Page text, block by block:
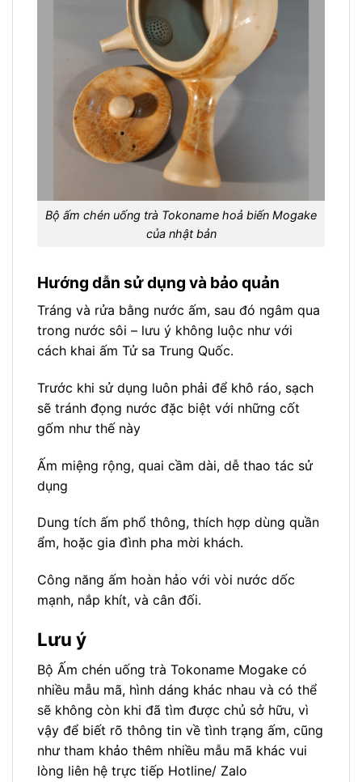
Bộ ấm chén uống trà Tokoname hoả biến Mogake
của nhật bản
Hướng dẫn sử dụng và bảo quản
Tráng và rửa bằng nước ấm, sau đó ngâm qua
trong nước sôi – lưu ý không luộc như với
cách khai ấm Tử sa Trung Quốc.
Trước khi sử dụng luôn phải để khô ráo, sạch
sẽ tránh đọng nước đặc biệt với những cốt
gốm như thế này
Ấm miệng rộng, quai cầm dài, dễ thao tác sử
dụng
Dung tích ấm phổ thông, thích hợp dùng quần
ẩm, hoặc gia đình pha mời khách.
Công năng ấm hoàn hảo với vòi nước dốc
mạnh, nắp khít, và cân đối.
Lưu ý
Bộ Ấm chén uống trà Tokoname Mogake có
nhiều mẫu mã, hình dáng khác nhau và có thể
sẽ không còn khi đã tìm được chủ sở hữu, vì
vậy để biết rõ thông tin về tình trạng ấm, cũng
như tham khảo thêm nhiều mẫu mã khác vui
lòng liên hệ trực tiếp Hotline/ Zalo